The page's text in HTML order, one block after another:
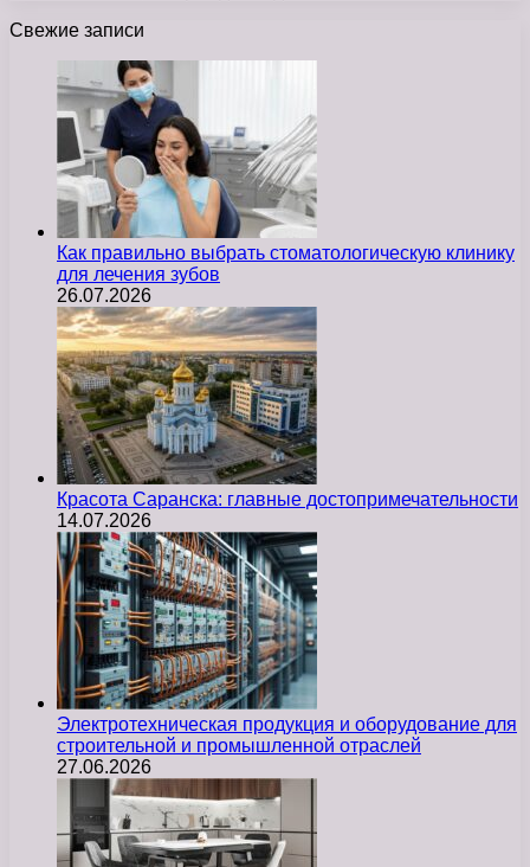
Свежие записи
Как правильно выбрать стоматологическую клинику
для лечения зубов
26.07.2026
Красота Саранска: главные достопримечательности
14.07.2026
Электротехническая продукция и оборудование для
строительной и промышленной отраслей
27.06.2026